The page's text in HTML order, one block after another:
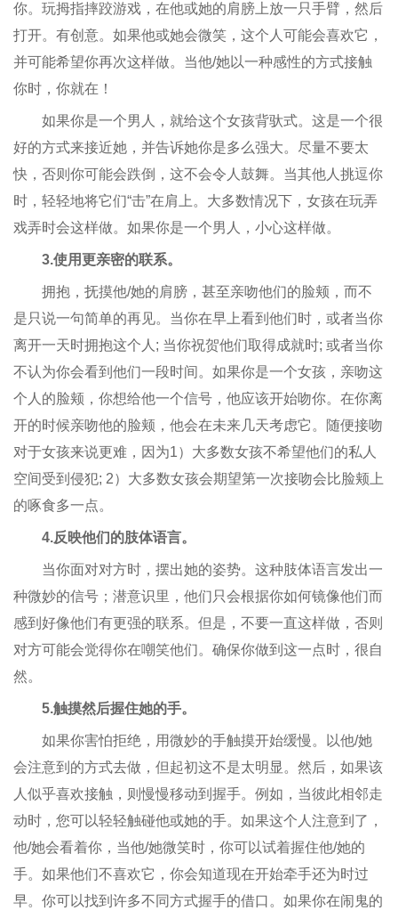
你。玩拇指摔跤游戏，在他或她的肩膀上放一只手臂，然后
打开。有创意。如果他或她会微笑，这个人可能会喜欢它，
并可能希望你再次这样做。当他/她以一种感性的方式接触
你时，你就在！
如果你是一个男人，就给这个女孩背驮式。这是一个很
好的方式来接近她，并告诉她你是多么强大。尽量不要太
快，否则你可能会跌倒，这不会令人鼓舞。当其他人挑逗你
时，轻轻地将它们“击”在肩上。大多数情况下，女孩在玩弄
戏弄时会这样做。如果你是一个男人，小心这样做。
3.使用更亲密的联系。
拥抱，抚摸他/她的肩膀，甚至亲吻他们的脸颊，而不
是只说一句简单的再见。当你在早上看到他们时，或者当你
离开一天时拥抱这个人; 当你祝贺他们取得成就时; 或者当你
不认为你会看到他们一段时间。如果你是一个女孩，亲吻这
个人的脸颊，你想给他一个信号，他应该开始吻你。在你离
开的时候亲吻他的脸颊，他会在未来几天考虑它。随便接吻
对于女孩来说更难，因为1）大多数女孩不希望他们的私人
空间受到侵犯; 2）大多数女孩会期望第一次接吻会比脸颊上
的啄食多一点。
4.反映他们的肢体语言。
当你面对对方时，摆出她的姿势。这种肢体语言发出一
种微妙的信号；潜意识里，他们只会根据你如何镜像他们而
感到好像他们有更强的联系。但是，不要一直这样做，否则
对方可能会觉得你在嘲笑他们。确保你做到这一点时，很自
然。
5.触摸然后握住她的手。
如果你害怕拒绝，用微妙的手触摸开始缓慢。以他/她
会注意到的方式去做，但起初这不是太明显。然后，如果该
人似乎喜欢接触，则慢慢移动到握手。例如，当彼此相邻走
动时，您可以轻轻触碰他或她的手。如果这个人注意到了，
他/她会看着你，当他/她微笑时，你可以试着握住他/她的
手。如果他们不喜欢它，你会知道现在开始牵手还为时过
早。你可以找到许多不同方式握手的借口。如果你在闹鬼的